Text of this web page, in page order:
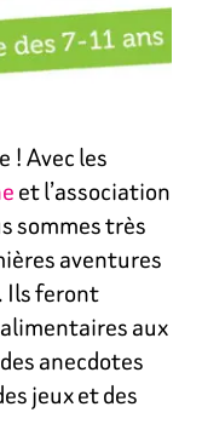
! Avec les
et l’association
sommes très
aventures
Ils feront
aux
anecdotes
jeux et des